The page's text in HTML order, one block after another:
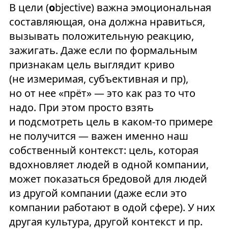
В цели (objective) важна эмоциональная
составляющая, она должна нравиться,
вызывать положительную реакцию,
зажигать. Даже если по формальным
признакам цель выглядит криво
(не измеримая, субъективная и пр),
но от нее «прёт» — это как раз то что
надо. При этом просто взять
и подсмотреть цель в каком-то примере
не получится — важен именно наш
собственный контекст: цель, которая
вдохновляет людей в одной компании,
может показаться бредовой для людей
из другой компании (даже если это
компании работают в одой сфере). У них
другая культура, другой контекст и пр.